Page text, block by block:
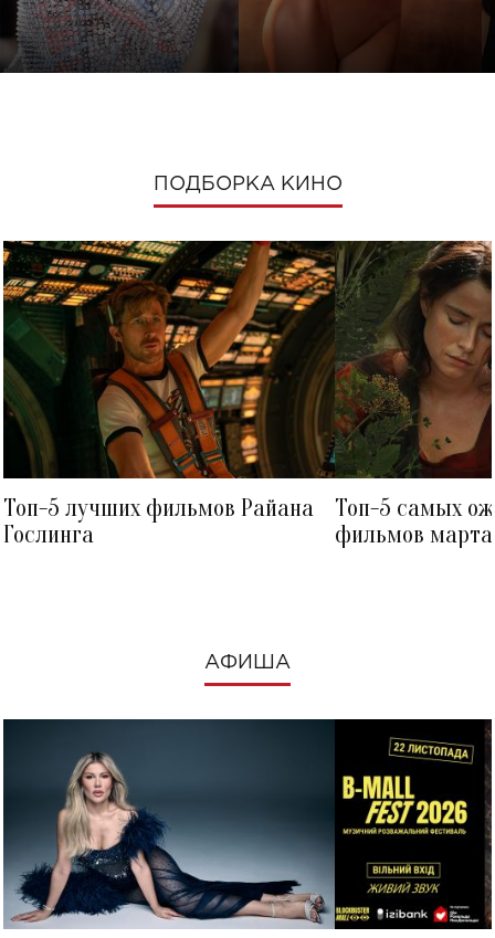
ПОДБОРКА КИНО
Топ-5 лучших фильмов Райана
Гослинга
Топ-5 самых
фильмов
АФИША